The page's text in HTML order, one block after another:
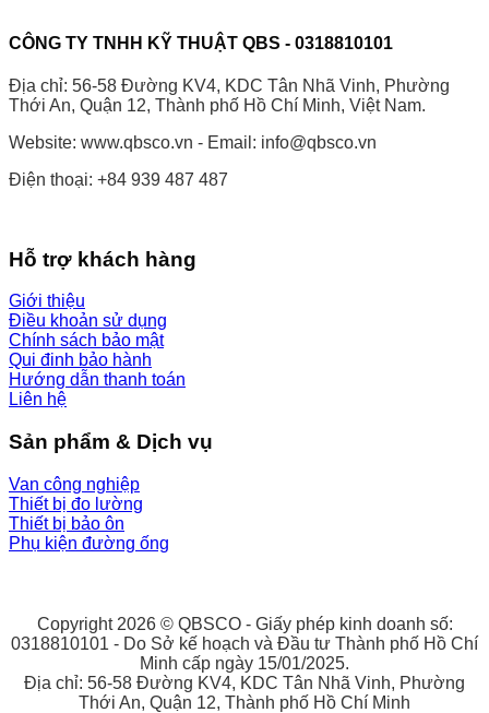
CÔNG TY TNHH KỸ THUẬT QBS - 0318810101
Địa chỉ: 56-58 Đường KV4, KDC Tân Nhã Vinh, Phường
Thới An, Quận 12, Thành phố Hồ Chí Minh, Việt Nam.
Website: www.qbsco.vn - Email: info@qbsco.vn
Điện thoại: +84 939 487 487
Hỗ trợ khách hàng
Giới thiệu
Điều khoản sử dụng
Chính sách bảo mật
Qui đinh bảo hành
Hướng dẫn thanh toán
Liên hệ
Sản phẩm & Dịch vụ
Van công nghiệp
Thiết bị đo lường
Thiết bị bảo ôn
Phụ kiện đường ống
Copyright 2026 © QBSCO - Giấy phép kinh doanh số:
0318810101 - Do Sở kế hoạch và Đầu tư Thành phố Hồ Chí
Minh cấp ngày 15/01/2025.
Địa chỉ: 56-58 Đường KV4, KDC Tân Nhã Vinh, Phường
Thới An, Quận 12, Thành phố Hồ Chí Minh